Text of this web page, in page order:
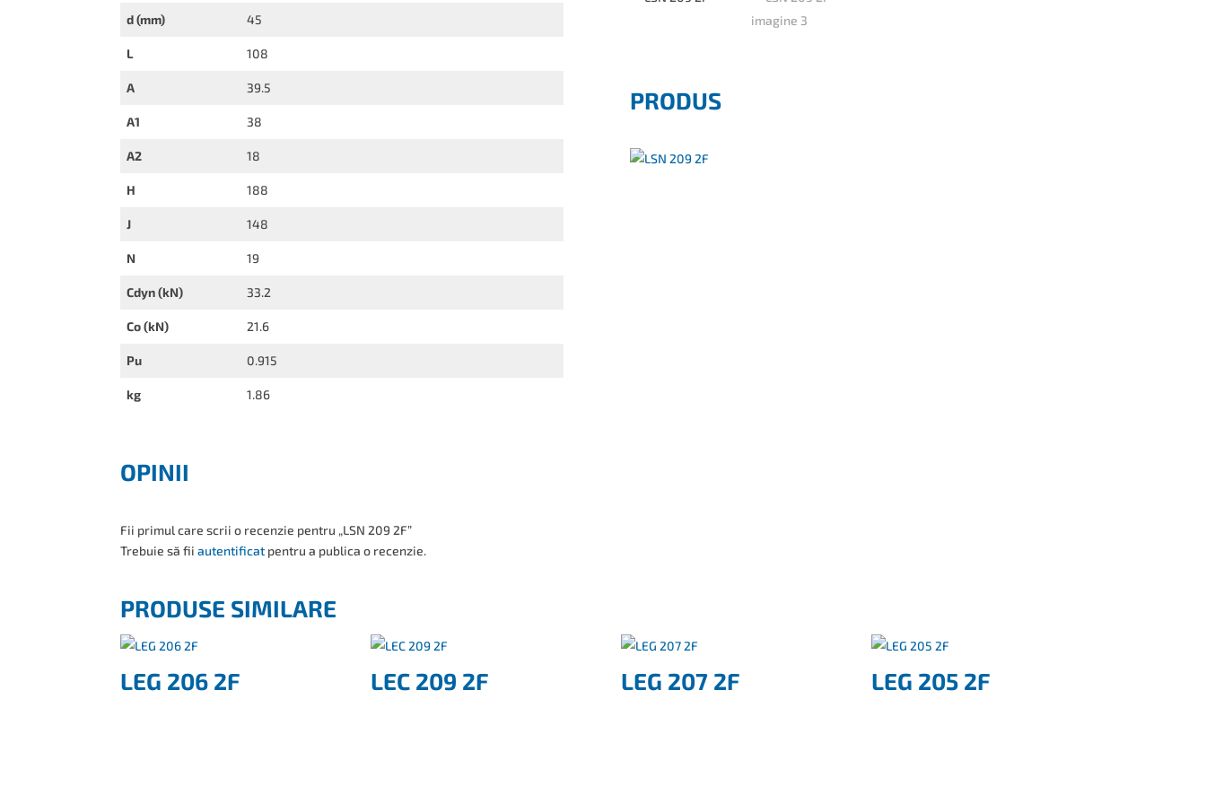
d (mm) 45
L 108
A 39.5
A1 38
A2 18
H 188
J 148
N 19
Cdyn (kN) 33.2
Co (kN) 21.6
Pu 0.915
kg 1.86
PRODUS
OPINII
Fii primul care scrii o recenzie pentru „LSN 209 2F”
Trebuie să fiiautentificat pentru a publica o recenzie.
PRODUSE SIMILARE
LEG 206 2F LEC 209 2F LEG 207 2F LEG 205 2F